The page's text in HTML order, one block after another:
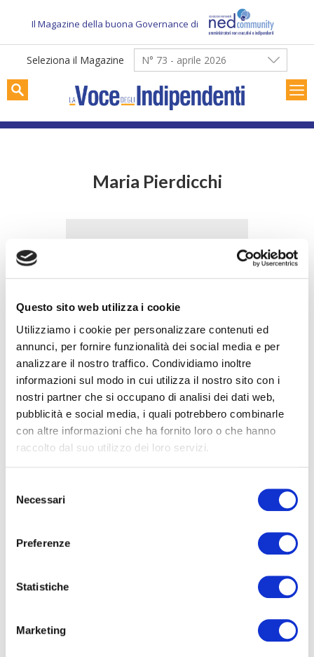
Questo sito web utilizza i cookie
Utilizziamo i cookie per personalizzare contenuti ed
annunci, per fornire funzionalità dei social media e per
analizzare il nostro traffico. Condividiamo inoltre
informazioni sul modo in cui utilizza il nostro sito con i
nostri partner che si occupano di analisi dei dati web,
pubblicità e social media, i quali potrebbero combinarle
con altre informazioni che ha fornito loro o che hanno
raccolto dal suo utilizzo dei loro servizi.
delNecessari
Preferenze
Statistiche
Marketing
content
Il Magazine della buona Governance di
Seleziona il Magazine N° 73 - aprile 2026
Maria Pierdicchi
27/06/2019
L’Assemblea 2019
Leggi
Sostenibilità e Rating